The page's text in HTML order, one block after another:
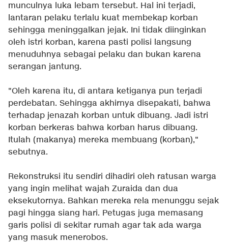
munculnya luka lebam tersebut. Hal ini terjadi,
lantaran pelaku terlalu kuat membekap korban
sehingga meninggalkan jejak. Ini tidak diinginkan
oleh istri korban, karena pasti polisi langsung
menuduhnya sebagai pelaku dan bukan karena
serangan jantung.
"Oleh karena itu, di antara ketiganya pun terjadi
perdebatan. Sehingga akhirnya disepakati, bahwa
terhadap jenazah korban untuk dibuang. Jadi istri
korban berkeras bahwa korban harus dibuang.
Itulah (makanya) mereka membuang (korban),"
sebutnya.
Rekonstruksi itu sendiri dihadiri oleh ratusan warga
yang ingin melihat wajah Zuraida dan dua
eksekutornya. Bahkan mereka rela menunggu sejak
pagi hingga siang hari. Petugas juga memasang
garis polisi di sekitar rumah agar tak ada warga
yang masuk menerobos.